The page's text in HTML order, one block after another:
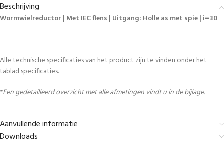
Beschrijving
Wormwielreductor | Met IEC flens | Uitgang: Holle as met spie | i=30
Alle technische specificaties van het product zijn te vinden onder het
tablad specificaties.
*Een gedetailleerd overzicht met alle afmetingen vindt u in de bijlage.
Aanvullende informatie
Downloads